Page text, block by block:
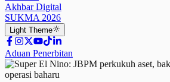
Akhbar Digital
SUKMA 2026
Light Theme
Aduan Penerbitan